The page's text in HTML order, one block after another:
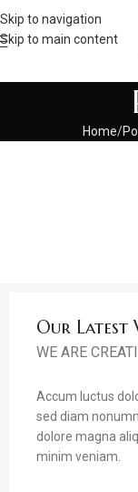
Skip to navigation
Skip to main content
Home
Our Latest
WE ARE
Accum luctus
sed diam
dolore magna
minim veniam.